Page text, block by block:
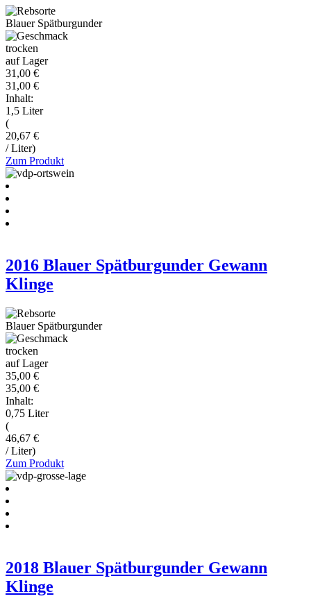
Blauer Spätburgunder
trocken
auf Lager
31,00 €
31,00 €
Inhalt:
1,5 Liter
(
20,67 €
/ Liter)
Zum Produkt
2016 Blauer Spätburgunder Gewann
Klinge
Blauer Spätburgunder
trocken
auf Lager
35,00 €
35,00 €
Inhalt:
0,75 Liter
(
46,67 €
/ Liter)
Zum Produkt
2018 Blauer Spätburgunder Gewann
Klinge